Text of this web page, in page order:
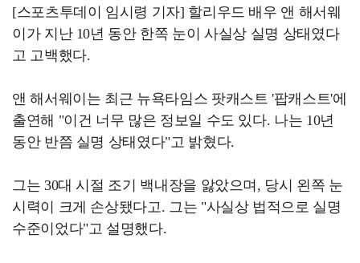
[스포츠투데이 임시령 기자] 할리우드 배우 앤 해서웨
이가 지난 10년 동안 한쪽 눈이 사실상 실명 상태였다
고 고백했다.
앤 해서웨이는 최근 뉴욕타임스 팟캐스트 '팝캐스트'에
출연해 "이건 너무 많은 정보일 수도 있다. 나는 10년
동안 반쯤 실명 상태였다"고 밝혔다.
그는 30대 시절 조기 백내장을 앓았으며, 당시 왼쪽 눈
시력이 크게 손상됐다고. 그는 "사실상 법적으로 실명
수준이었다"고 설명했다.